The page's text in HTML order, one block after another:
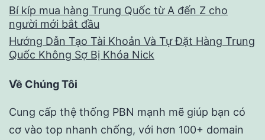
Bí kíp mua hàng Trung Quốc từ A đến Z cho
người mới bắt đầu
Hướng Dẫn Tạo Tài Khoản Và Tự Đặt Hàng Trung
Quốc Không Sợ Bị Khóa Nick
Về Chúng Tôi
Cung cấp thệ thống PBN mạnh mẽ giúp bạn có
cơ vào top nhanh chống, với hơn 100+ domain